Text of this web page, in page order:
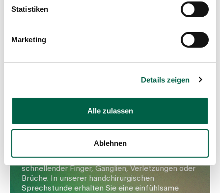
Statistiken
Marketing
Details zeigen
Alle zulassen
Ablehnen
Wir sind für Sie da
Handchirurgie mit Vertrauen und
Expertise
und feinste Chirurgie. Ob Karpaltunnelsyndrom,
schnellender Finger, Ganglien, Verletzungen oder
Brüche. In unserer handchirurgischen
Sprechstunde erhalten Sie eine einfühlsame